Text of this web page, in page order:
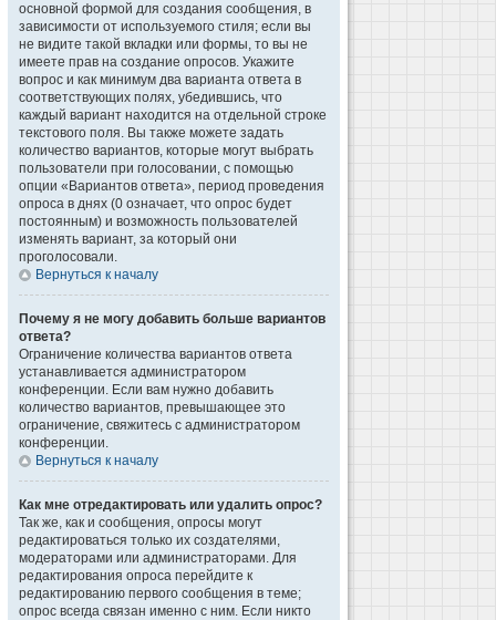
основной формой для создания сообщения, в
зависимости от используемого стиля; если вы
не видите такой вкладки или формы, то вы не
имеете прав на создание опросов. Укажите
вопрос и как минимум два варианта ответа в
соответствующих полях, убедившись, что
каждый вариант находится на отдельной строке
текстового поля. Вы также можете задать
количество вариантов, которые могут выбрать
пользователи при голосовании, с помощью
опции «Вариантов ответа», период проведения
опроса в днях (0 означает, что опрос будет
постоянным) и возможность пользователей
изменять вариант, за который они
проголосовали.
Вернуться к началу
Почему я не могу добавить больше вариантов
ответа?
Ограничение количества вариантов ответа
устанавливается администратором
конференции. Если вам нужно добавить
количество вариантов, превышающее это
ограничение, свяжитесь с администратором
конференции.
Вернуться к началу
Как мне отредактировать или удалить опрос?
Так же, как и сообщения, опросы могут
редактироваться только их создателями,
модераторами или администраторами. Для
редактирования опроса перейдите к
редактированию первого сообщения в теме;
опрос всегда связан именно с ним. Если никто